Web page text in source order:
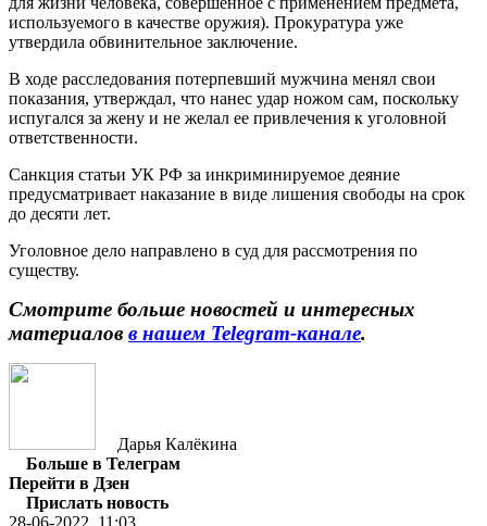
используемого в качестве оружия). Прокуратура уже
утвердила обвинительное заключение.
В ходе расследования потерпевший мужчина менял свои
показания, утверждал, что нанес удар ножом сам, поскольку
испугался за жену и не желал ее привлечения к уголовной
ответственности.
Санкция статьи УК РФ за инкриминируемое деяние
предусматривает наказание в виде лишения свободы на срок
до десяти лет.
Уголовное дело направлено в суд для рассмотрения по
существу.
Смотрите больше новостей и интересных
материалов в нашем Telegram-канале.
Дарья Калёкина
Больше в Телеграм
Перейти в Дзен
Прислать новость
28-06-2022, 11:03